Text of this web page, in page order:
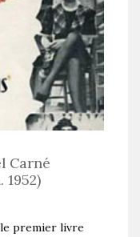
Carné
premier livre